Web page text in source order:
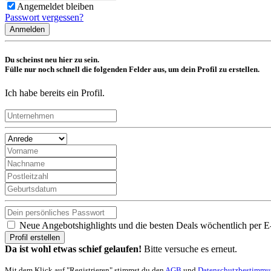
Angemeldet bleiben
Passwort vergessen?
Anmelden
Du scheinst neu hier zu sein.
Fülle nur noch schnell die folgenden Felder aus, um dein Profil zu erstellen.
Ich habe bereits ein Profil.
Neue Angebotshighlights und die besten Deals wöchentlich per
Profil erstellen
Da ist wohl etwas schief gelaufen! Bitte versuche es erneut.